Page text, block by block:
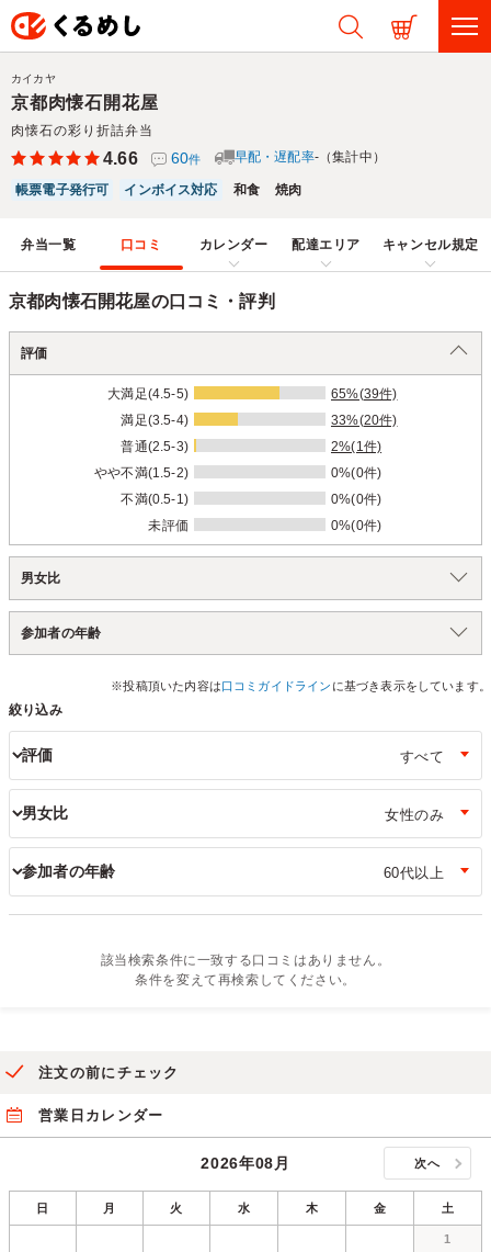
京都肉懐石開花屋
肉懐石の彩り折詰弁当
カイカヤ
4.66 60件 早配・遅配率-（集計中）
帳票電子発行可 インボイス対応 和食 焼肉
弁当一覧 口コミ カレンダー 配達エリア キャンセル規定
京都肉懐石開花屋の口コミ・評判
評価
大満足(4.5-5)
65%(39件)
満足(3.5-4)
33%(20件)
普通(2.5-3)
2%(1件)
やや不満(1.5-2)
0%(0件)
不満(0.5-1)
0%(0件)
未評価
0%(0件)
男女比
参加者の年齢
※投稿頂いた内容は口コミガイドライン に基づき表示をしています。
絞り込み
評価
男女比
参加者の年齢
該当検索条件に一致する口コミはありません。
条件を変えて再検索してください。
注文の前にチェック
営業日カレンダー
2026年08月 次へ
日 月 火 水 木 金 土
1